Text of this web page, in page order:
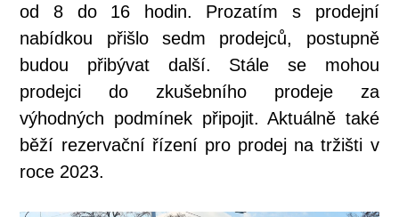
od 8 do 16 hodin. Prozatím s prodejní
nabídkou přišlo sedm prodejců, postupně
budou přibývat další. Stále se mohou
prodejci do zkušebního prodeje za
výhodných podmínek připojit. Aktuálně také
běží rezervační řízení pro prodej na tržišti v
roce 2023.